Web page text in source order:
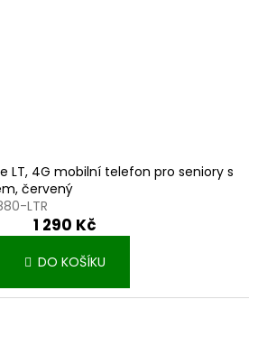
LT, 4G mobilní telefon pro seniory s
červený
LTR
1 290 Kč
DO KOŠÍKU